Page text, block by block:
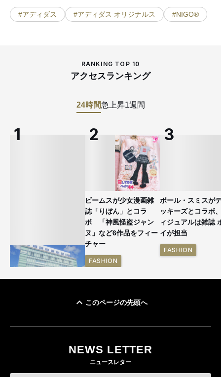
#アディダス #アディダス オリジナルス #NIGO®
RANKING TOP 10
アクセスランキング
24時間急上昇1週間
ビームスが少女漫画雑
誌「りぼん」とコラ
ボ 「神風怪盗ジャン
ヌ」など6作品をフィー
チャー
FASHION
ポール・スミスが
ッキーズとコラボ
ィジュアルは雑誌
イが担当
FASHION
このページの先頭へ
NEWS LETTER
ニュースレター